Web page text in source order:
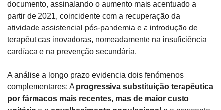
documento, assinalando o aumento mais acentuado a
partir de 2021, coincidente com a recuperação da
atividade assistencial pós-pandemia e a introdução de
terapêuticas inovadoras, nomeadamente na insuficiência
cardíaca e na prevenção secundária.
A análise a longo prazo evidencia dois fenómenos
complementares: A progressiva substituição terapêutica
por fármacos mais recentes, mas de maior custo